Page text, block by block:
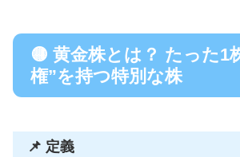
🟡 黄金株とは？ たった1
権”を持つ特別な株
📌 定義